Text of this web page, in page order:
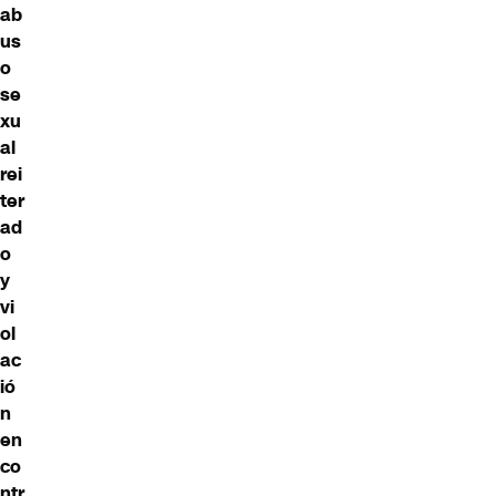
ab
us
o
se
xu
al
rei
ter
ad
o
y
vi
ol
ac
ió
n
en
co